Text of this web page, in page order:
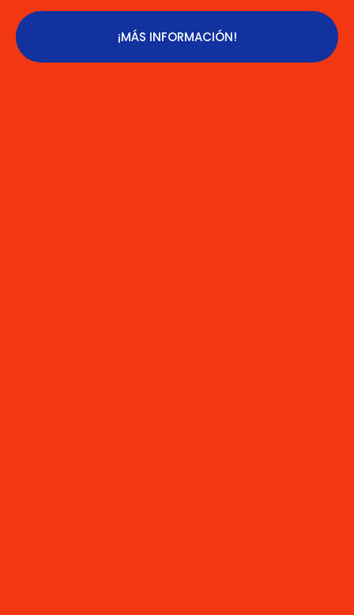
¡MÁS INFORMACIÓN!